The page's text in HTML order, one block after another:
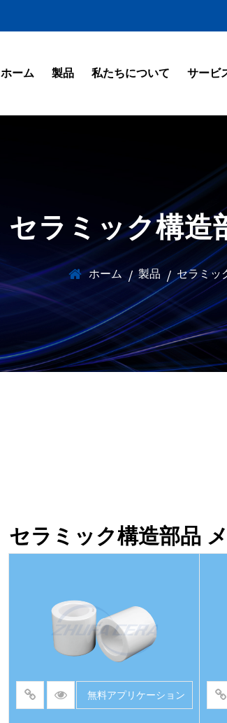
ホーム 製品 私たちについて サービ
セラミック構造
ホーム / 製品 / セラミッ
セラミック構造部品
無料アプリケーション